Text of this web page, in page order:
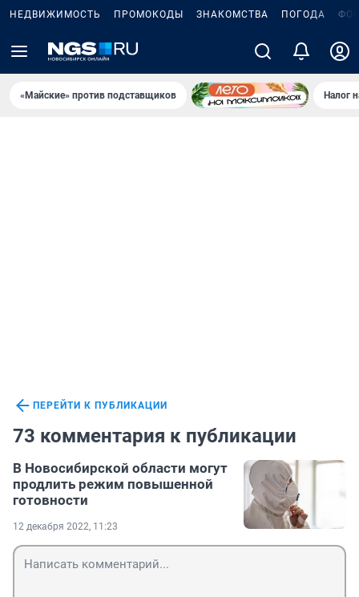
НЕДВИЖИМОСТЬ ПРОМОКОДЫ ЗНАКОМСТВА ПОГОДА
«Майские» против подставщиков Налог
ПЕРЕЙТИ К ПУБЛИКАЦИИ
73 комментария к публикации
В Новосибирской области могут
продлить режим повышенной
готовности
12 декабря 2022, 11:23